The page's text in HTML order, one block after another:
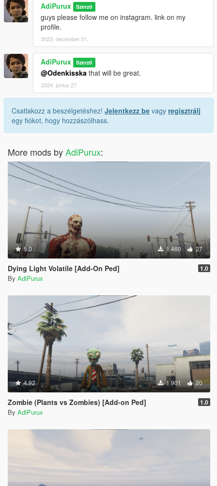
AdiPurux Szerző
guys please follow me on instagram. link on my
profile.
2023. december 31.
AdiPurux Szerző
@Odenkisska that will be great.
2024. június 27.
Csatlakozz a beszélgetéshez! Jelentkezz be vagy regisztrálj
egy fiókot, hogy hozzászólhass.
More mods byAdiPurux:
5.0 1 460 27
Dying Light Volatile [Add-On Ped] 1.0
By AdiPurux
4.92 1 901 20
Zombie (Plants vs Zombies) [Add-on Ped] 1.0
By AdiPurux